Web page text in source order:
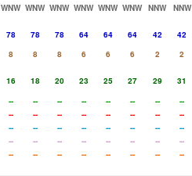
WNW WNW WNW WNW WNW WNW NNW NNW
78 78 78 64 64 64 42 42
8 8 8 6 6 6 2 2
16 18 20 23 25 27 29 31
-- -- -- -- -- -- -- --
-- -- -- -- -- -- -- --
-- -- -- -- -- -- -- --
-- -- -- -- -- -- -- --
-- -- -- -- -- -- -- --